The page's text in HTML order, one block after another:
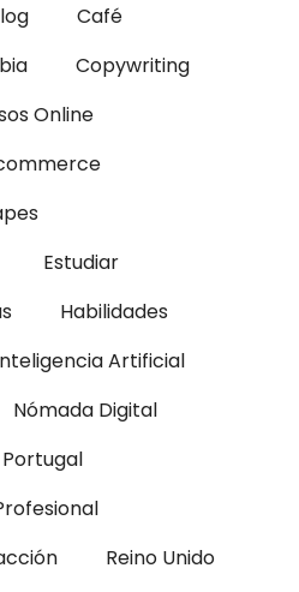
Café
Copywriting
Online
Estudiar
Habilidades
Artificial
Nómada Digital
Portugal
Reino Unido